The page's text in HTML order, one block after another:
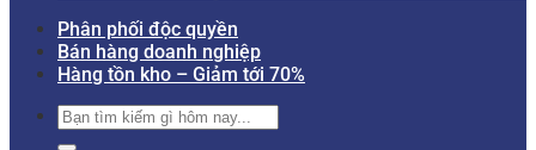
Phân phối độc quyền
Bán hàng doanh nghiệp
Hàng tồn kho – Giảm tới 70%
Tìm
kiếm: